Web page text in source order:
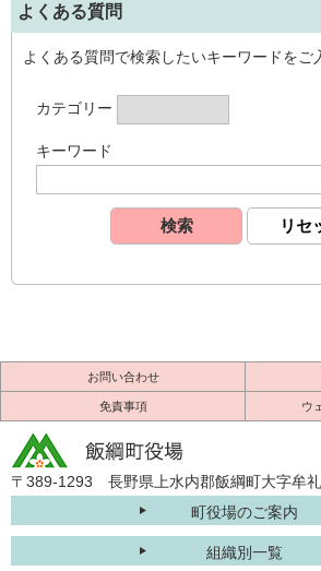
よくある質問
よくある質問で検索したいキーワードをご
カテゴリー
キーワード
お問い合わせ
免責事項 ウ
〒389-1293 長野県上水内郡飯綱町大字牟
町役場のご案内
組織別一覧